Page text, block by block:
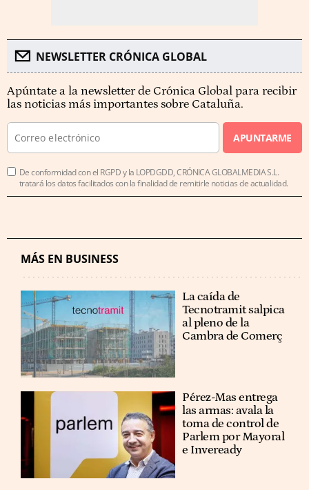
NEWSLETTER CRÓNICA GLOBAL
Apúntate a la newsletter de Crónica Global para recibir
las noticias más importantes sobre Cataluña.
APUNTARME
De conformidad con el RGPD y la LOPDGDD, CRÓNICA GLOBALMEDIA S.L.
tratará los datos facilitados con la finalidad de remitirle noticias de actualidad.
MÁS EN BUSINESS
La caída de
Tecnotramit salpica
al pleno de la
Cambra de Comerç
Pérez-Mas entrega
las armas: avala la
toma de control de
Parlem por Mayoral
e Inveready